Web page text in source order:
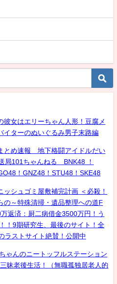
女はエリーちゃん人形！豆腐メ
イターのぬいぐるみ男子末路編
とめ速報 地下格闘アイドルだい
局101ちゃんねる BNK48 ！
！GNZ48！STU48！SKE48
シュゴミ屋敷補完計画 ＜必殺！
の～特殊清掃・遺品整理への道F
返済：厨二病借金3500万円！う
！9期研究生、最後のサイト！全
ラストサイト絶賛！公開中
ゃんのニートッフルステーション
昧老後生活！（無職孤独居老人的